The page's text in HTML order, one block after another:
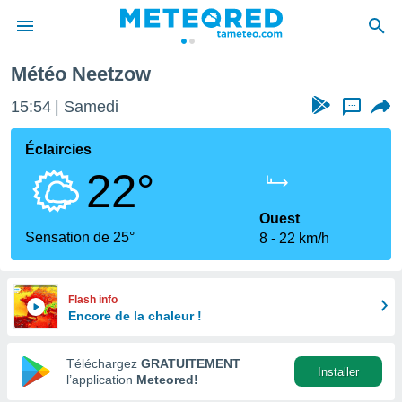
de
en
Météo Neetzow
15:54 Samedi ...
Éclaircies
22°
Sensation de 25°
Ouest
8
22 km/h
Flash info
Encore de la chaleur !
Téléchargez GRATUITEMENT
l’application Meteored!
Installer